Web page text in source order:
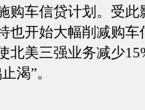
购车信贷计划。受此
也开始大幅削减购车
北美三强业务减少
渴”。